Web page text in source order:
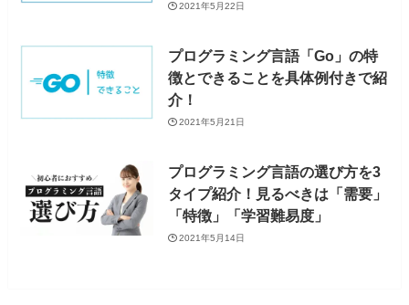
2021年5月22日
プログラミング言語「Go」の特
徴とできることを具体例付きで紹
介！
2021年5月21日
プログラミング言語の選び方を3
タイプ紹介！見るべきは「需要」
「特徴」「学習難易度」
2021年5月14日